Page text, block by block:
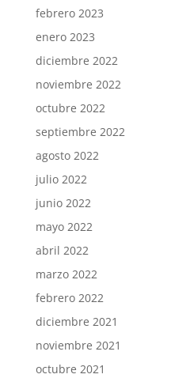
febrero 2023
enero 2023
diciembre 2022
noviembre 2022
octubre 2022
septiembre 2022
agosto 2022
julio 2022
junio 2022
mayo 2022
abril 2022
marzo 2022
febrero 2022
diciembre 2021
noviembre 2021
octubre 2021